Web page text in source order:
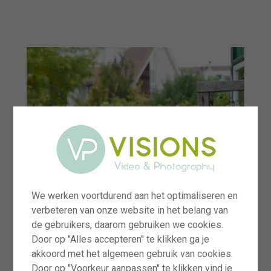
We werken voortdurend aan het optimaliseren en
verbeteren van onze website in het belang van
de gebruikers, daarom gebruiken we cookies.
Door op "Alles accepteren" te klikken ga je
akkoord met het algemeen gebruik van cookies.
Door op "Voorkeur aanpassen" te klikken vind je